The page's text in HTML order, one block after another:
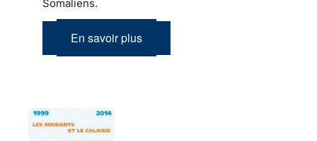
Somaliens.
En savoir plus